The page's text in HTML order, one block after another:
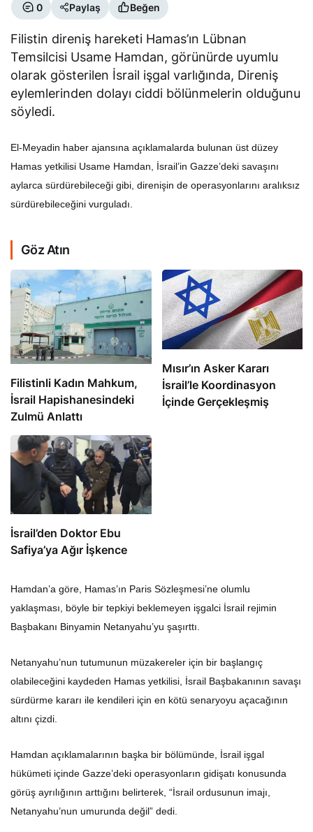
0 Paylaş Beğen
Filistin direniş hareketi Hamas’ın Lübnan
Temsilcisi Usame Hamdan, görünürde uyumlu
olarak gösterilen İsrail işgal varlığında, Direniş
eylemlerinden dolayı ciddi bölünmelerin olduğunu
söyledi.
El-Meyadin haber ajansına açıklamalarda bulunan üst düzey
Hamas yetkilisi Usame Hamdan, İsrail’in Gazze’deki savaşını
aylarca sürdürebileceği gibi, direnişin de operasyonlarını aralıksız
sürdürebileceğini vurguladı.
Göz Atın
Filistinli Kadın Mahkum,
İsrail Hapishanesindeki
Zulmü Anlattı
Mısır’ın Asker Kararı
İsrail’le Koordinasyon
İçinde Gerçekleşmiş
İsrail’den Doktor Ebu
Safiya’ya Ağır İşkence
Hamdan’a göre, Hamas’ın Paris Sözleşmesi’ne olumlu
yaklaşması, böyle bir tepkiyi beklemeyen işgalci İsrail rejimin
Başbakanı Binyamin Netanyahu’yu şaşırttı.
Netanyahu’nun tutumunun müzakereler için bir başlangıç ​​
olabileceğini kaydeden Hamas yetkilisi, İsrail Başbakanının savaşı
sürdürme kararı ile kendileri için en kötü senaryoyu açacağının
altını çizdi.
Hamdan açıklamalarının başka bir bölümünde, İsrail işgal
hükümeti içinde Gazze’deki operasyonların gidişatı konusunda
görüş ayrılığının arttığını belirterek, “İsrail ordusunun imajı,
Netanyahu’nun umurunda değil” dedi.